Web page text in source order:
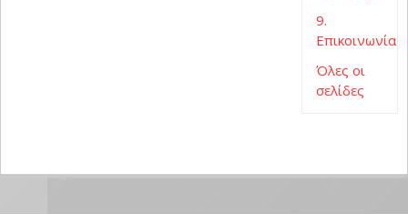
9.
Επικοινωνία
Όλες οι
σελίδες